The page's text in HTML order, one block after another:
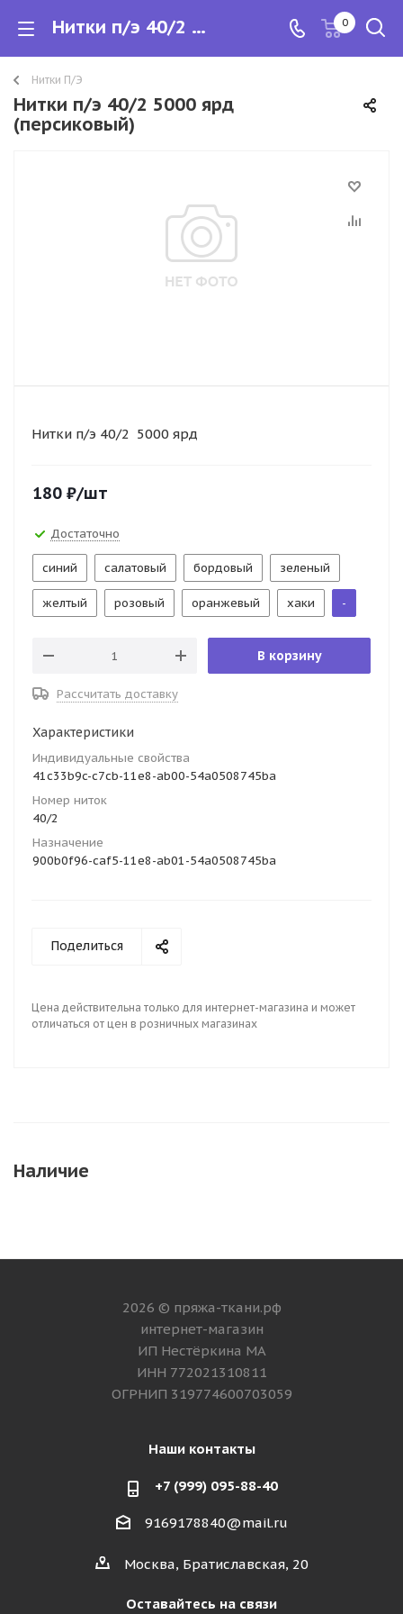
Нитки п/э 40/2 5000 ярд 0
Нитки П/Э
Нитки п/э 40/2 5000 ярд
(персиковый)
Нитки п/э 40/2 5000 ярд
180 ₽/шт
Достаточно
синий салатовый бордовый зеленый
желтый розовый оранжевый хаки -
В корзину
Рассчитать доставку
Характеристики
Индивидуальные свойства
41c33b9c-c7cb-11e8-ab00-54a0508745ba
Номер ниток
40/2
Назначение
900b0f96-caf5-11e8-ab01-54a0508745ba
Поделиться
Цена действительна только для интернет-магазина и может
отличаться от цен в розничных магазинах
Наличие
2026 © пряжа-ткани.рф
интернет-магазин
ИП Нестёркина МА
ИНН 772021310811
ОГРНИП 319774600703059
Наши контакты
+7 (999) 095-88-40
9169178840@mail.ru
Москва, Братиславская, 20
Оставайтесь на связи